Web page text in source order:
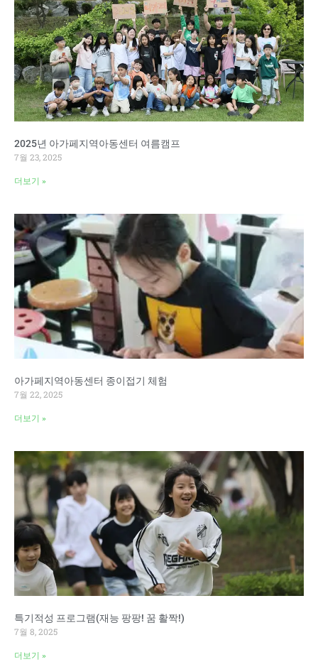
2025년 아가페지역아동센터 여름캠프
7월 23, 2025
더보기 »
아가페지역아동센터 종이접기 체험
7월 22, 2025
더보기 »
특기적성 프로그램(재능 팡팡! 꿈 활짝!)
7월 8, 2025
더보기 »